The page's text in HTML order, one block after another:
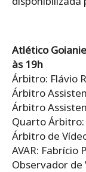
Atlético
às 19h
Árbitro: Flávio
Árbitro
Árbitro
Quarto
Árbitro de
AVAR: Fabrício
Observador de